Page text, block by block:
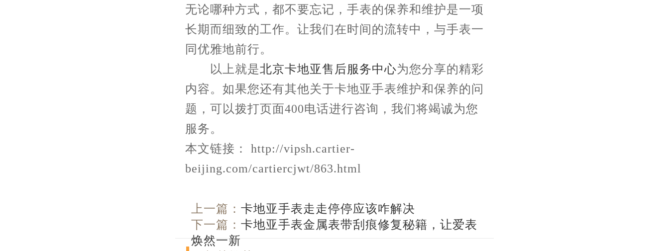
无论哪种方式，都不要忘记，手表的保养和维护是一项
长期而细致的工作。让我们在时间的流转中，与手表一
同优雅地前行。
以上就是北京卡地亚售后服务中心为您分享的精彩
内容。如果您还有其他关于卡地亚手表维护和保养的问
题，可以拨打页面400电话进行咨询，我们将竭诚为您
服务。
本文链接： http://vipsh.cartier-
beijing.com/cartiercjwt/863.html
上一篇： 卡地亚手表走走停停应该咋解决
下一篇： 卡地亚手表金属表带刮痕修复秘籍，让爱表
焕然一新